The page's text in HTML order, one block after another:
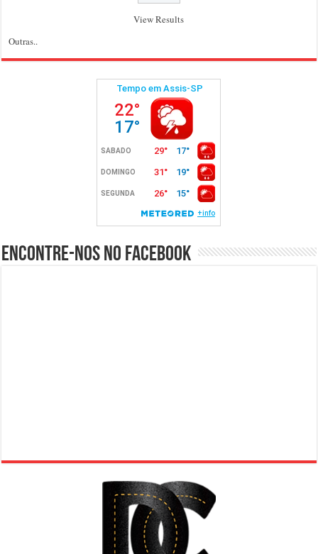
View Results
Outras..
Encontre-nos no Facebook